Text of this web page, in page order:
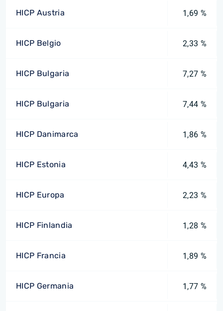
HICP Austria 1,69 %
HICP Belgio 2,33 %
HICP Bulgaria 7,27 %
HICP Bulgaria 7,44 %
HICP Danimarca 1,86 %
HICP Estonia 4,43 %
HICP Europa 2,23 %
HICP Finlandia 1,28 %
HICP Francia 1,89 %
HICP Germania 1,77 %